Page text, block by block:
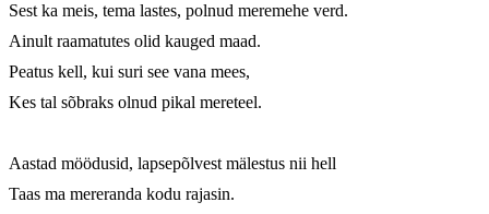
Sest ka meis, tema lastes, polnud meremehe verd.
Ainult raamatutes olid kauged maad.
Peatus kell, kui suri see vana mees,
Kes tal sõbraks olnud pikal mereteel.
Aastad möödusid, lapsepõlvest mälestus nii hell
Taas ma mereranda kodu rajasin.